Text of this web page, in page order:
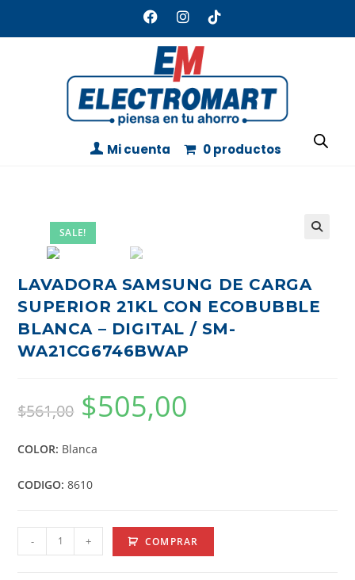
Mi cuenta 0 productos
SALE!
LAVADORA SAMSUNG DE CARGA
SUPERIOR 21KL CON ECOBUBBLE
BLANCA – DIGITAL / SM-
WA21CG6746BWAP
$561,00 $505,00
COLOR: Blanca
CODIGO: 8610
- + COMPRAR